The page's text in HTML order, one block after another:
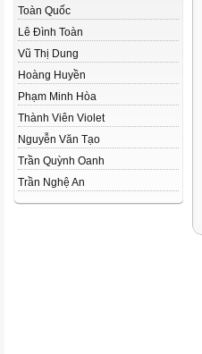
Toàn Quốc
Lê Đình Toàn
Vũ Thị Dung
Hoàng Huyền
Phạm Minh Hòa
Thành Viên Violet
Nguyễn Văn Tạo
Trần Quỳnh Oanh
Trần Nghệ An